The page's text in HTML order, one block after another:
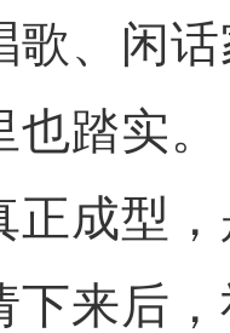
歌、闲
踏实。
成型，
下来后